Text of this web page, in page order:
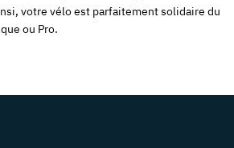
votre vélo est parfaitement solidaire du
ou Pro.